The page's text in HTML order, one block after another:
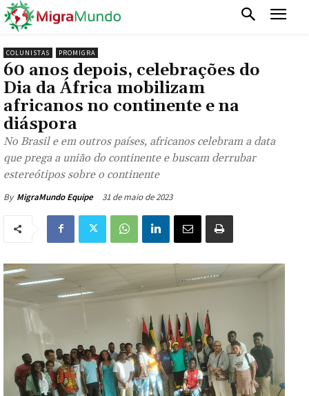
COLUNISTAS PROMIGRA
60 anos depois, celebrações do
Dia da África mobilizam
africanos no continente e na
diáspora
No Brasil e em outros países, africanos celebram a data
que prega a união do continente e buscam derrubar
estereótipos sobre o continente
By MigraMundo Equipe 31 de maio de 2023